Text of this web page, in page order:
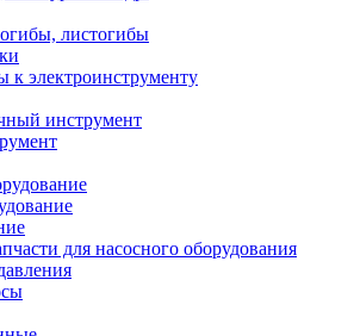
листогибы
к электроинструменту
инструмент
для насосного оборудования